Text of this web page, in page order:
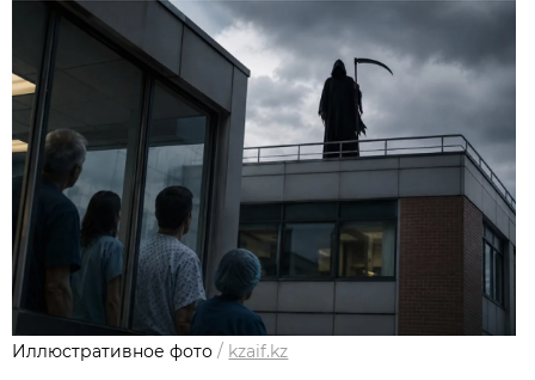
Иллюстративное фото / kzaif.kz